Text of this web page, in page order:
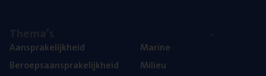
Aan­spra­ke­lijk­heid
Beroeps­aan­spra­ke­lijk­heid
Mari­ne
Mili­eu